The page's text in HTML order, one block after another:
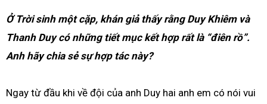
Ở Trời sinh một cặp, khán giả thấy rằng Duy Khiêm và
Thanh Duy có những tiết mục kết hợp rất là “điên rồ”.
Anh hãy chia sẻ sự hợp tác này?
Ngay từ đầu khi về đội của anh Duy hai anh em có nói vui